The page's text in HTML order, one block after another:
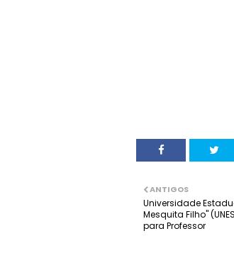
ANTIGOS
Universidade
Mesquita Filho"
para Professor